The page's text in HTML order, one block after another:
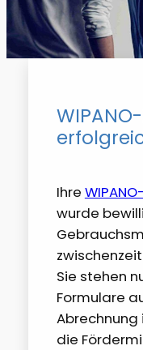
Ihre
wurde
Sie stehen
Formulare
die